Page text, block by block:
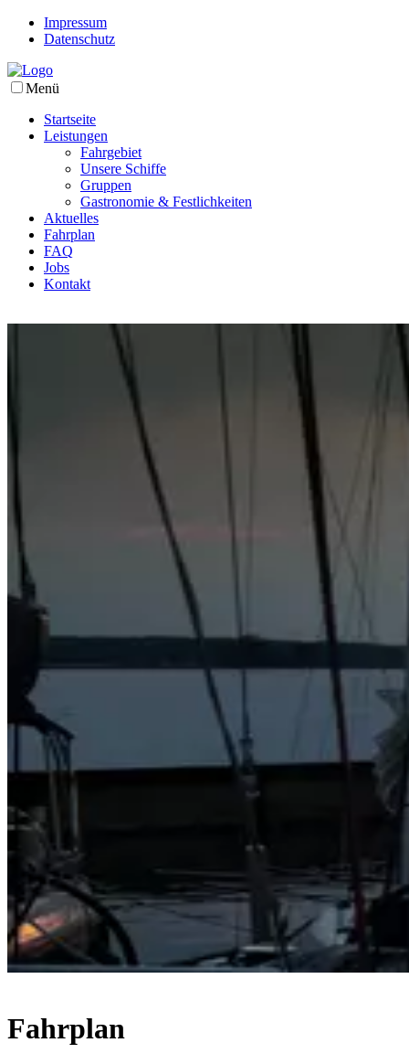
Impressum
Datenschutz
Menü
Startseite
Leistungen
Fahrgebiet
Unsere Schiffe
Gruppen
Gastronomie & Festlichkeiten
Aktuelles
Fahrplan
FAQ
Jobs
Kontakt
Fahrplan